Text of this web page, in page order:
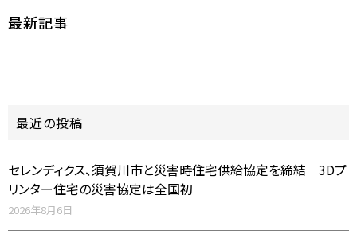
最新記事
最近の投稿
セレンディクス、須賀川市と災害時住宅供給協定を締結 3Dプ
リンター住宅の災害協定は全国初
2026年8月6日